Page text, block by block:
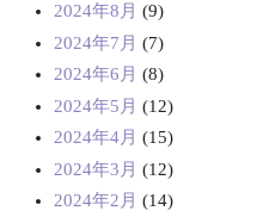
2024年8月 (9)
2024年7月 (7)
2024年6月 (8)
2024年5月 (12)
2024年4月 (15)
2024年3月 (12)
2024年2月 (14)